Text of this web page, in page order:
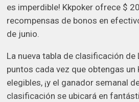
es imperdible! Kkpoker ofrece $
recompensas de bonos en
de junio.
La nueva tabla de clasificación de
puntos cada vez que obtengas un
elegibles, ¡y el ganador semanal
clasificación se ubicará en